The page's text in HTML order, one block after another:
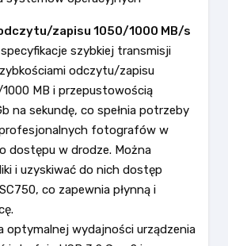
zapisu 1050/1000 MB/s
szybkiej transmisji
odczytu/zapisu
MB i przepustowością
na sekundę, co spełnia potrzeby
fotografów w
dostępu w drodze. Można
i uzyskiwać do nich dostęp
co zapewnia płynną i
optymalnej wydajności urządzenia